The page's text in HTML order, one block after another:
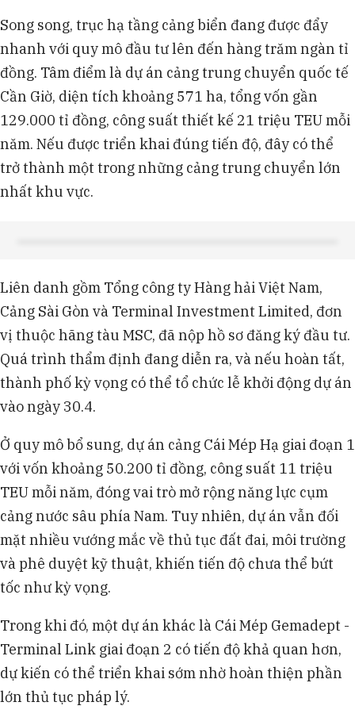
Song song, trục hạ tầng cảng biển đang được đẩy
nhanh với quy mô đầu tư lên đến hàng trăm ngàn tỉ
đồng. Tâm điểm là dự án cảng trung chuyển quốc tế
Cần Giờ, diện tích khoảng 571 ha, tổng vốn gần
129.000 tỉ đồng, công suất thiết kế 21 triệu TEU mỗi
năm. Nếu được triển khai đúng tiến độ, đây có thể
trở thành một trong những cảng trung chuyển lớn
nhất khu vực.
Liên danh gồm Tổng công ty Hàng hải Việt Nam,
Cảng Sài Gòn và Terminal Investment Limited, đơn
vị thuộc hãng tàu MSC, đã nộp hồ sơ đăng ký đầu tư.
Quá trình thẩm định đang diễn ra, và nếu hoàn tất,
thành phố kỳ vọng có thể tổ chức lễ khởi động dự án
vào ngày 30.4.
Ở quy mô bổ sung, dự án cảng Cái Mép Hạ giai đoạn 1
với vốn khoảng 50.200 tỉ đồng, công suất 11 triệu
TEU mỗi năm, đóng vai trò mở rộng năng lực cụm
cảng nước sâu phía Nam. Tuy nhiên, dự án vẫn đối
mặt nhiều vướng mắc về thủ tục đất đai, môi trường
và phê duyệt kỹ thuật, khiến tiến độ chưa thể bứt
tốc như kỳ vọng.
Trong khi đó, một dự án khác là Cái Mép Gemadept -
Terminal Link giai đoạn 2 có tiến độ khả quan hơn,
dự kiến có thể triển khai sớm nhờ hoàn thiện phần
lớn thủ tục pháp lý.